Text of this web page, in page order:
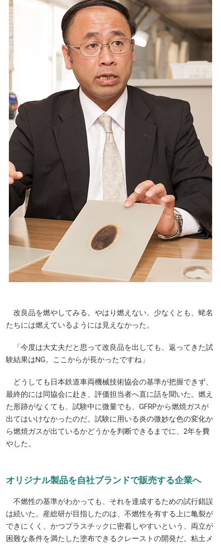
改良品を燃やしてみる。やはり燃えない。少なくとも、蛯名
たちには燃えているようには見えなかった。
「今度は大丈夫だと思って改良品を出しても、返ってきた試
験結果はNG。ここからが長かったですね」
どうしても日本鉄道車両機械技術協会の基準が把握できず、
最終的には同協会に赴き、評価担当者へ直に話を聞いた。燃え
た形跡がなくても、試験中に微量でも、GFRPから燃焼ガスが
出てはいけなかったのだ。試験に用いる炎の微妙な色の変化か
ら燃焼ガスが出ているかどうかを判断できるまでに、2年を費
やした。
オリジナル製品を自社ブランドで販売する企業へ
不燃性の基準がわかっても、それを達成するための試行錯誤
は続いた。産総研が目指したのは、不燃性を有する上に亀裂が
できにくく、かつプラスチックに密着しやすいという、両立が
困難な条件を満たした塗布できるクレーストの開発だ。粘土メ